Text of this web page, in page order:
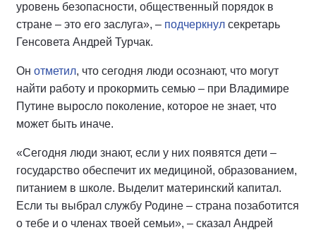
уровень безопасности, общественный порядок в
стране – это его заслуга», – подчеркнул секретарь
Генсовета Андрей Турчак.
Он отметил, что сегодня люди осознают, что могут
найти работу и прокормить семью – при Владимире
Путине выросло поколение, которое не знает, что
может быть иначе.
«Сегодня люди знают, если у них появятся дети –
государство обеспечит их медициной, образованием,
питанием в школе. Выделит материнский капитал.
Если ты выбрал службу Родине – страна позаботится
о тебе и о членах твоей семьи», – сказал Андрей